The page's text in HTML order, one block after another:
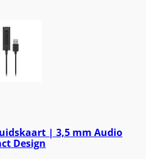
| 3,5 mm Audio
Design